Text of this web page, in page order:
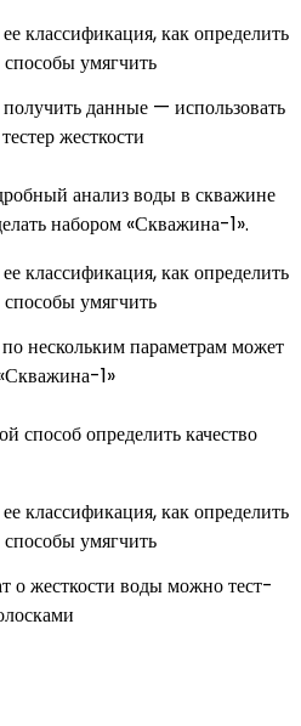
данные — использовать
жесткости
анализ воды в скважине
набором «Скважина-1».
нескольким параметрам может
1»
способ определить качество
о жесткости воды можно тест-